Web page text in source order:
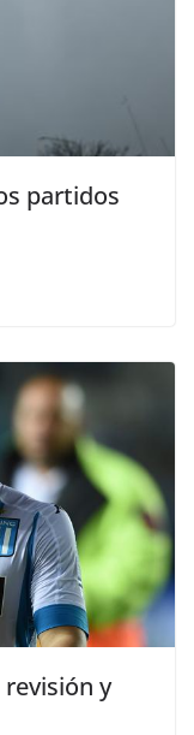
partidos
y